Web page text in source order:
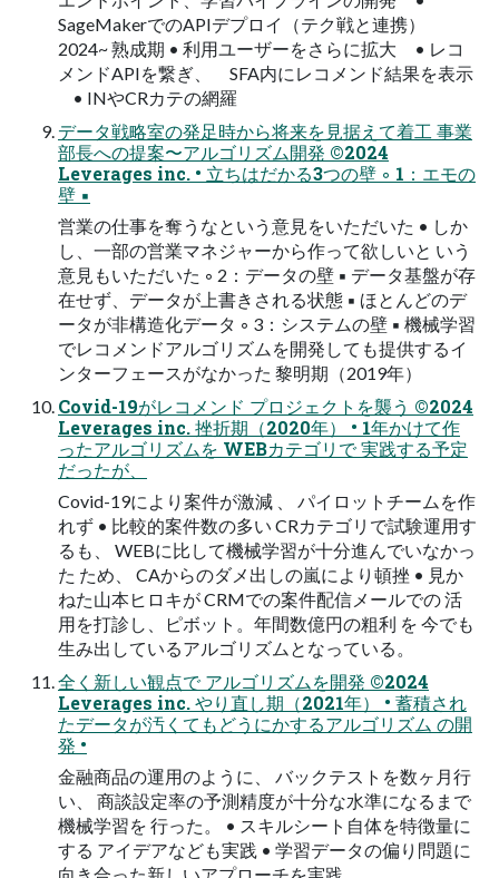
SageMakerでのAPIデプロイ（テク戦と連携）
2024~ 熟成期 • 利用ユーザーをさらに拡大 • レコ
メンドAPIを繋ぎ、 SFA内にレコメンド結果を表示
• INやCRカテの網羅
データ戦略室の発足時から将来を見据えて着工 事業
部長への提案〜アルゴリズム開発 ©2024
Leverages inc. • 立ちはだかる3つの壁 ◦ 1：エモの
壁 ▪
営業の仕事を奪うなという意見をいただいた • しか
し、一部の営業マネジャーから作って欲しいと いう
意見もいただいた ◦ 2：データの壁 ▪ データ基盤が存
在せず、データが上書きされる状態 ▪ ほとんどのデ
ータが非構造化データ ◦ 3：システムの壁 ▪ 機械学習
でレコメンドアルゴリズムを開発しても提供するイ
ンターフェースがなかった 黎明期（2019年）
Covid-19がレコメンド プロジェクトを襲う ©2024
Leverages inc. 挫折期（2020年） • 1年かけて作
ったアルゴリズムを WEBカテゴリで 実践する予定
だったが、
Covid-19により案件が激減 、 パイロットチームを作
れず • 比較的案件数の多い CRカテゴリで試験運用す
るも、 WEBに比して機械学習が十分進んでいなかっ
た ため、 CAからのダメ出しの嵐により頓挫 • 見か
ねた山本ヒロキが CRMでの案件配信メールでの 活
用を打診し、ピボット。年間数億円の粗利 を 今でも
生み出しているアルゴリズムとなっている。
全く新しい観点で アルゴリズムを開発 ©2024
Leverages inc. やり直し期（2021年） • 蓄積され
たデータが汚くてもどうにかするアルゴリズム の開
発 •
金融商品の運用のように、 バックテストを数ヶ月行
い、 商談設定率の予測精度が十分な水準になるまで
機械学習を 行った。 • スキルシート自体を特徴量に
する アイデアなども実践 • 学習データの偏り問題に